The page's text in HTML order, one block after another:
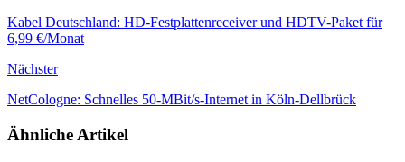
Kabel Deutschland: HD-Festplattenreceiver und HDTV-Paket für
6,99 €/Monat
Nächster
NetCologne: Schnelles 50-MBit/s-Internet in Köln-Dellbrück
Ähnliche Artikel